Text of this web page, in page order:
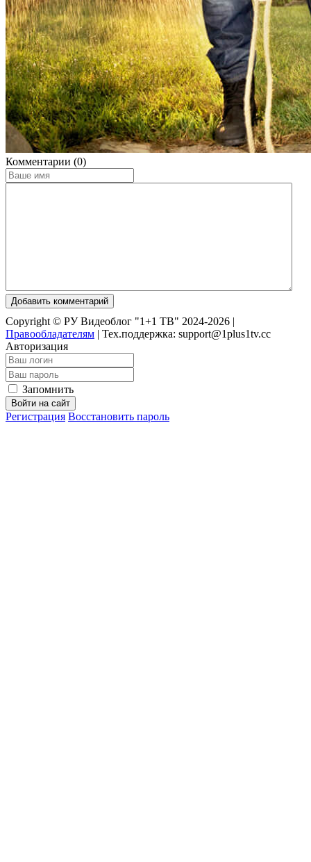
Комментарии (0)
Добавить комментарий
Copyright © РУ Видеоблог "1+1 ТВ" 2024-2026 |
Правообладателям | Тех.поддержка: support@1plus1tv.cc
Авторизация
Запомнить
Войти на сайт
Регистрация Восстановить пароль